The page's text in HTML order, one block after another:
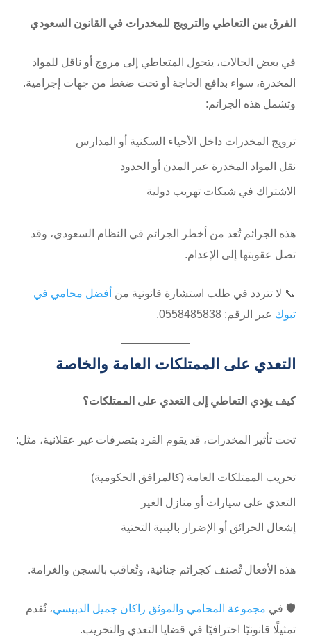
الفرق بين التعاطي والترويج للمخدرات في القانون السعودي
في بعض الحالات، يتحول المتعاطي إلى مروج أو ناقل للمواد
المخدرة، سواء بدافع الحاجة أو تحت ضغط من جهات إجرامية.
وتشمل هذه الجرائم:
ترويج المخدرات داخل الأحياء السكنية أو المدارس
نقل المواد المخدرة عبر المدن أو الحدود
الاشتراك في شبكات تهريب دولية
هذه الجرائم تُعد من أخطر الجرائم في النظام السعودي، وقد
تصل عقوبتها إلى الإعدام.
📞 لا تتردد في طلب استشارة قانونية من أفضل محامي في
تبوك عبر الرقم: ⁦0558485838⁩.
التعدي على الممتلكات العامة والخاصة
كيف يؤدي التعاطي إلى التعدي على الممتلكات؟
تحت تأثير المخدرات، قد يقوم الفرد بتصرفات غير عقلانية، مثل:
تخريب الممتلكات العامة (كالمرافق الحكومية)
التعدي على سيارات أو منازل الغير
إشعال الحرائق أو الإضرار بالبنية التحتية
هذه الأفعال تُصنف كجرائم جنائية، وتُعاقب بالسجن والغرامة.
🛡️ في مجموعة المحامي والموثق راكان جميل الدبيسي، نُقدم
تمثيلًا قانونيًا احترافيًا في قضايا التعدي والتخريب.